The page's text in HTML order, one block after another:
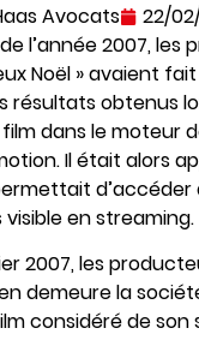
Avocats 22/02/
l’année 2007, les
Noël » avaient
résultats obtenus
dans le moteur
Il était alors
d’accéder
en streaming.
2007, les
demeure la
considéré de son